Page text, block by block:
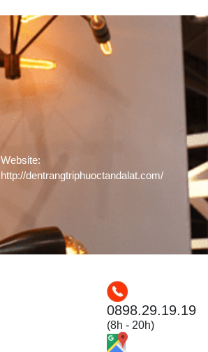
Website:
http://dentrangtriphuoctandalat.com/
0898.29.19.19
(8h - 20h)